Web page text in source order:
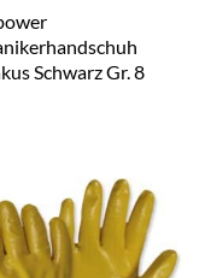
Schwarz Gr. 8